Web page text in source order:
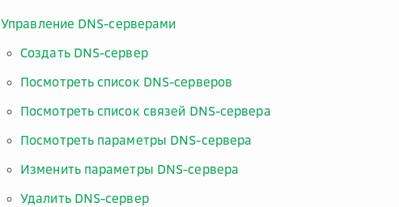
Управление DNS-серверами
Создать DNS-сервер
Посмотреть список DNS-серверов
Посмотреть список связей DNS-сервера
Посмотреть параметры DNS-сервера
Изменить параметры DNS-сервера
Удалить DNS-сервер